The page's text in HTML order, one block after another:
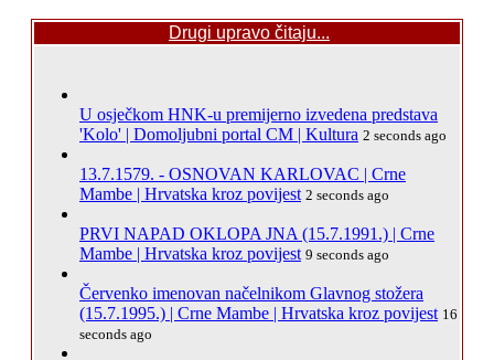
Drugi upravo čitaju...
U osječkom HNK-u premijerno izvedena predstava
'Kolo' | Domoljubni portal CM | Kultura 2 seconds ago
13.7.1579. - OSNOVAN KARLOVAC | Crne
Mambe | Hrvatska kroz povijest 2 seconds ago
PRVI NAPAD OKLOPA JNA (15.7.1991.) | Crne
Mambe | Hrvatska kroz povijest 9 seconds ago
Červenko imenovan načelnikom Glavnog stožera
(15.7.1995.) | Crne Mambe | Hrvatska kroz povijest 16
seconds ago